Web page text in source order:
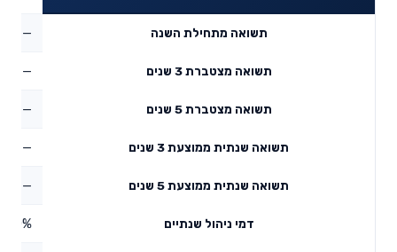
תשואה מתחילת השנה —
תשואה מצטברת 3 שנים —
תשואה מצטברת 5 שנים —
תשואה שנתית ממוצעת 3 שנים —
תשואה שנתית ממוצעת 5 שנים —
דמי ניהול שנתיים 0%